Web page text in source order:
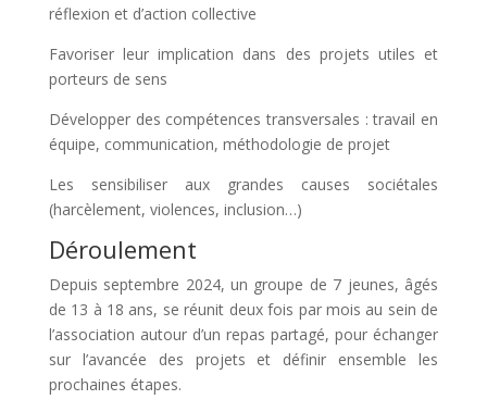
réflexion et d’action collective
Favoriser leur implication dans des projets utiles et
porteurs de sens
Développer des compétences transversales : travail en
équipe, communication, méthodologie de projet
Les sensibiliser aux grandes causes sociétales
(harcèlement, violences, inclusion…)
Déroulement
Depuis septembre 2024, un groupe de 7 jeunes, âgés
de 13 à 18 ans, se réunit deux fois par mois au sein de
l’association autour d’un repas partagé, pour échanger
sur l’avancée des projets et définir ensemble les
prochaines étapes.